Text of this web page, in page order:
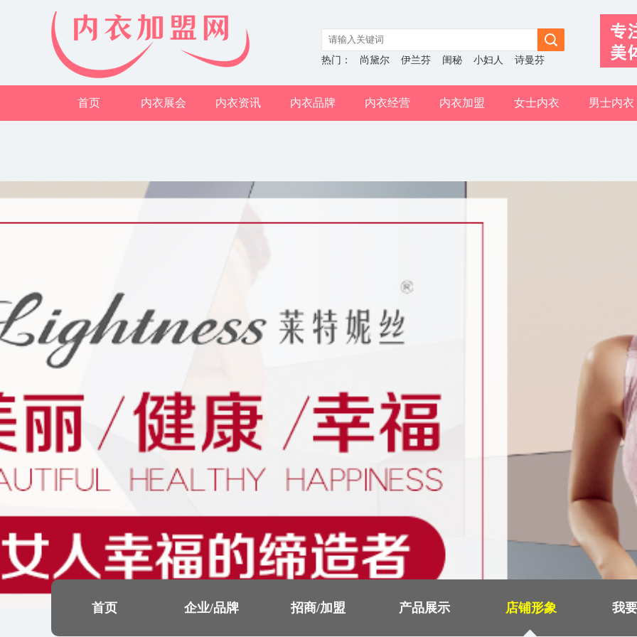
热门： 尚黛尔 伊兰芬 闺秘 小妇人 诗曼芬
首页 内衣展会 内衣资讯 内衣品牌 内衣经营 内衣加盟 女士内衣 男士内衣
首页 企业/品牌 招商/加盟 产品展示 店铺形象 我